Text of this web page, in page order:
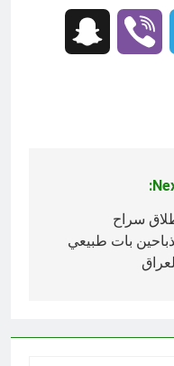
Telegram
Viber
سراح
بات طبيعي